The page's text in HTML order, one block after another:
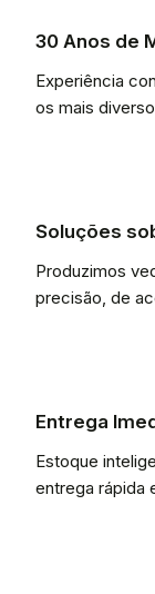
30 Anos de
Experiência
os mais
Soluções
Produzimos
precisão, de
Entrega
Estoque
entrega rápida